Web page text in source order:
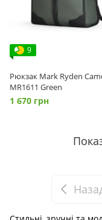
9
Рюкзак Mark Ryden
MR1611 Green
1 670 грн